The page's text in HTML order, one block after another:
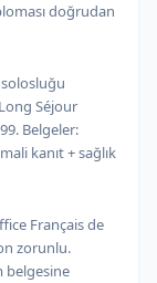
doğrudan
Séjour
Belgeler:
kanıt + sağlık
Français de
zorunlu.
belgesine